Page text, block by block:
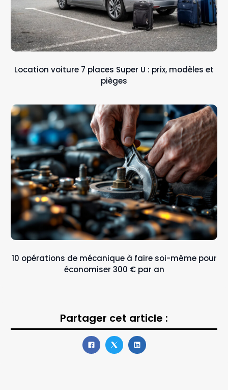
Location voiture 7 places Super U : prix, modèles et
pièges
10 opérations de mécanique à faire soi-même pour
économiser 300 € par an
Partager cet article :